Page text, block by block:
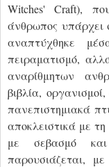
Witches' Craft),
άνθρωπος
αναπτύχθηκε
πειραματισμό,
αναρίθμητων
βιβλία,
πανεπιστημιακά
αποκλειστικά με
με σεβασμό και
παρουσιάζεται,